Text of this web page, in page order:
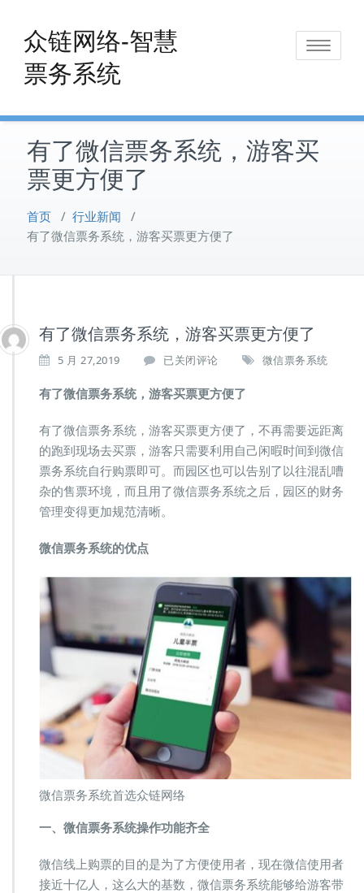
content
众链网络-智慧
票务系统
Toggle
有了微信票务系统，游客买
票更方便了
首页 / 行业新闻 /
有了微信票务系统，游客买票更方便了
有了微信票务系统，游客买票更方便了
5 月 27,2019
有
微
票
务
系
统，
游
便
了
已关闭评论 微信票务系统
有了微信票务系统，游客买票更方便了
有了微信票务系统，游客买票更方便了，不再需要远距离
的跑到现场去买票，游客只需要利用自己闲暇时间到微信
票务系统自行购票即可。而园区也可以告别了以往混乱嘈
杂的售票环境，而且用了微信票务系统之后，园区的财务
管理变得更加规范清晰。
微信票务系统的优点
微信票务系统首选众链网络
一、微信票务系统操作功能齐全
微信线上购票的目的是为了方便使用者，现在微信使用者
接近十亿人，这么大的基数，微信票务系统能够给游客带